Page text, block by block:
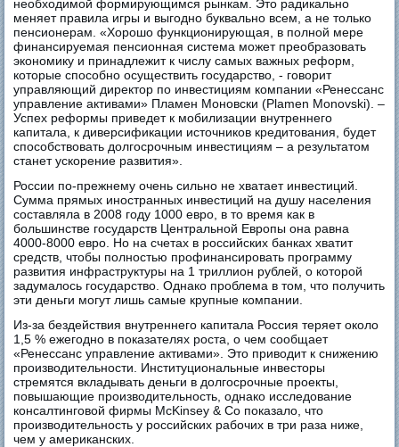
необходимой формирующимся рынкам. Это радикально
меняет правила игры и выгодно буквально всем, а не только
пенсионерам. «Хорошо функционирующая, в полной мере
финансируемая пенсионная система может преобразовать
экономику и принадлежит к числу самых важных реформ,
которые способно осуществить государство, - говорит
управляющий директор по инвестициям компании «Ренессанс
управление активами» Пламен Моновски (Plamen Monovski). –
Успех реформы приведет к мобилизации внутреннего
капитала, к диверсификации источников кредитования, будет
способствовать долгосрочным инвестициям – а результатом
станет ускорение развития».
России по-прежнему очень сильно не хватает инвестиций.
Сумма прямых иностранных инвестиций на душу населения
составляла в 2008 году 1000 евро, в то время как в
большинстве государств Центральной Европы она равна
4000-8000 евро. Но на счетах в российских банках хватит
средств, чтобы полностью профинансировать программу
развития инфраструктуры на 1 триллион рублей, о которой
задумалось государство. Однако проблема в том, что получить
эти деньги могут лишь самые крупные компании.
Из-за бездействия внутреннего капитала Россия теряет около
1,5 % ежегодно в показателях роста, о чем сообщает
«Ренессанс управление активами». Это приводит к снижению
производительности. Институциональные инвесторы
стремятся вкладывать деньги в долгосрочные проекты,
повышающие производительность, однако исследование
консалтинговой фирмы McKinsey & Co показало, что
производительность у российских рабочих в три раза ниже,
чем у американских.